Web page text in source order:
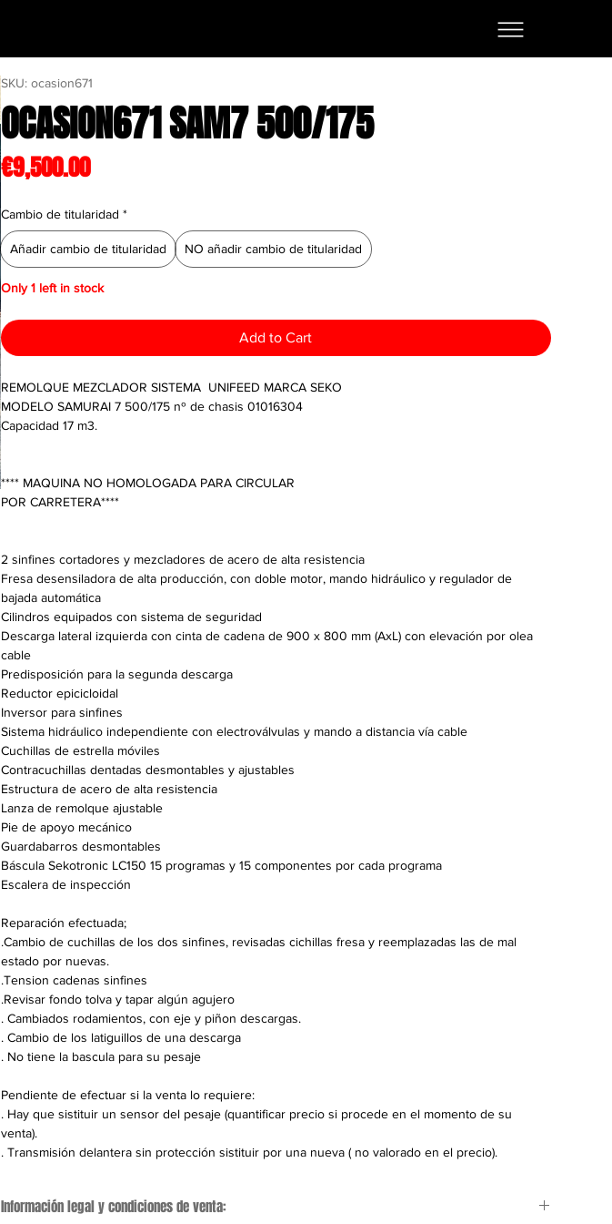
SKU: ocasion671
OCASION671 SAM7 500/175
€9,500.00Price
Cambio de titularidad *
Añadir cambio de titularidad NO añadir cambio de titularidad
Only 1 left in stock
Add to Cart
REMOLQUE MEZCLADOR SISTEMA  UNIFEED MARCA SEKO
MODELO SAMURAI 7 500/175 nº de chasis 01016304
Capacidad 17 m3.
**** MAQUINA NO HOMOLOGADA PARA CIRCULAR
POR CARRETERA****
2 sinfines cortadores y mezcladores de acero de alta resistencia
Fresa desensiladora de alta producción, con doble motor, mando hidráulico y regulador de
bajada automática
Cilindros equipados con sistema de seguridad
Descarga lateral izquierda con cinta de cadena de 900 x 800 mm (AxL) con elevación por olea
cable
Predisposición para la segunda descarga
Reductor epicicloidal
Inversor para sinfines
Sistema hidráulico independiente con electroválvulas y mando a distancia vía cable
Cuchillas de estrella móviles
Contracuchillas dentadas desmontables y ajustables
Estructura de acero de alta resistencia
Lanza de remolque ajustable
Pie de apoyo mecánico
Guardabarros desmontables
Báscula Sekotronic LC150 15 programas y 15 componentes por cada programa
Escalera de inspección
Reparación efectuada;
.Cambio de cuchillas de los dos sinfines, revisadas cichillas fresa y reemplazadas las de mal
estado por nuevas.
.Tension cadenas sinfines
.Revisar fondo tolva y tapar algún agujero
. Cambiados rodamientos, con eje y piñon descargas.
. Cambio de los latiguillos de una descarga
. No tiene la bascula para su pesaje
Pendiente de efectuar si la venta lo requiere:
. Hay que sistituir un sensor del pesaje (quantificar precio si procede en el momento de su
venta).
. Transmisión delantera sin protección sistituir por una nueva ( no valorado en el precio).
Información legal y condiciones de venta: